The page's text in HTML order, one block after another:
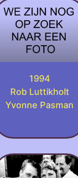
1994
Rob Luttikholt
Yvonne Pasman